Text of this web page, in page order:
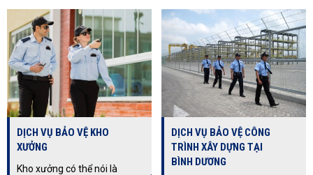
DỊCH VỤ BẢO VỆ KHO
XƯỞNG
Kho xưởng có thể nói là
DỊCH VỤ BẢO VỆ CÔNG
TRÌNH XÂY DỰNG TẠI
BÌNH DƯƠNG